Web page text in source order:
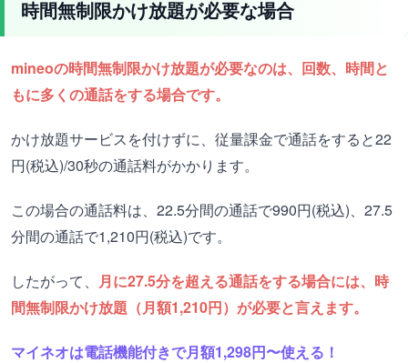
時間無制限かけ放題が必要な場合
mineoの時間無制限かけ放題が必要なのは、回数、時間と
もに多くの通話をする場合です。
かけ放題サービスを付けずに、従量課金で通話をすると22
円(税込)/30秒の通話料がかかります。
この場合の通話料は、22.5分間の通話で990円(税込)、27.5
分間の通話で1,210円(税込)です。
したがって、 月に27.5分を超える通話をする場合には、時
間無制限かけ放題（月額1,210円）が必要と言えます。
マイネオは電話機能付きで月額1,298円〜使える！